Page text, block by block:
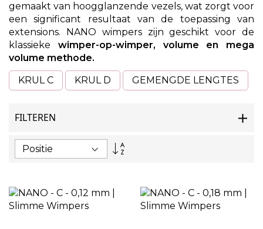
gemaakt van hoogglanzende vezels, wat zorgt voor
een significant resultaat van de toepassing van
extensions. NANO wimpers zijn geschikt voor de
klassieke wimper-op-wimper, volume en mega
volume methode.
KRUL C
KRUL D GEMENGDE LENGTES
FILTEREN
Van
sorteren